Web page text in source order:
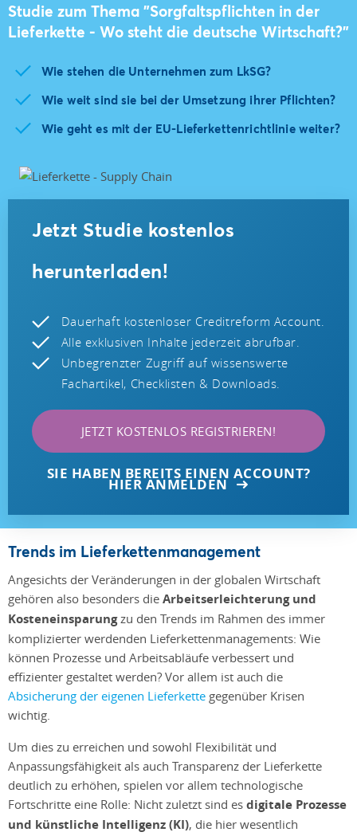
Studie zum Thema "Sorgfaltspflichten in der
Lieferkette - Wo steht die deutsche Wirtschaft?"
Wie stehen die Unternehmen zum LkSG?
Wie weit sind sie bei der Umsetzung ihrer Pflichten?
Wie geht es mit der EU-Lieferkettenrichtlinie weiter?
Jetzt Studie kostenlos
herunterladen!
Dauerhaft kostenloser Creditreform Account.
Alle exklusiven Inhalte jederzeit abrufbar.
Unbegrenzter Zugriff auf wissenswerte
Fachartikel, Checklisten & Downloads.
JETZT KOSTENLOS REGISTRIEREN!
SIE HABEN BEREITS EINEN ACCOUNT?
HIER ANMELDEN
Trends im Lieferkettenmanagement
Angesichts der Veränderungen in der globalen Wirtschaft
gehören also besonders die Arbeitserleichterung und
Kosteneinsparungzu den Trends im Rahmen des immer
komplizierter werdenden Lieferkettenmanagements: Wie
können Prozesse und Arbeitsabläufe verbessert und
effizienter gestaltet werden? Vor allem ist auch die
Absicherung der eigenen Lieferkette gegenüber Krisen
wichtig.
Um dies zu erreichen und sowohl Flexibilität und
Anpassungsfähigkeit als auch Transparenz der Lieferkette
deutlich zu erhöhen, spielen vor allem technologische
Fortschritte eine Rolle: Nicht zuletzt sind es digitale Prozesse
und künstliche Intelligenz (KI), die hier wesentlich